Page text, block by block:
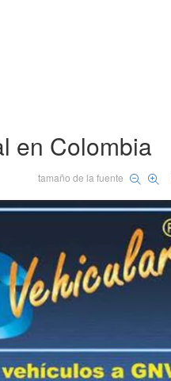
en Colombia
tamaño de la fuente